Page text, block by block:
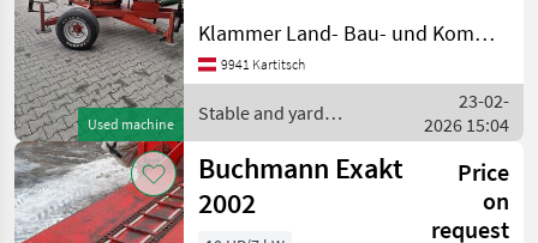
Used machine
Zapfwellenpumpe Bj. 1988
product group hay
equipment: Hay excavator
Stable and yard equipment
Klammer Land- Bau- und Kommunaltechnik
9941 Kartitsch
Stable and yard
equipment / Buchmann
23-02-
2026 15:04
Buchmann Exakt
2002
Price
on
request